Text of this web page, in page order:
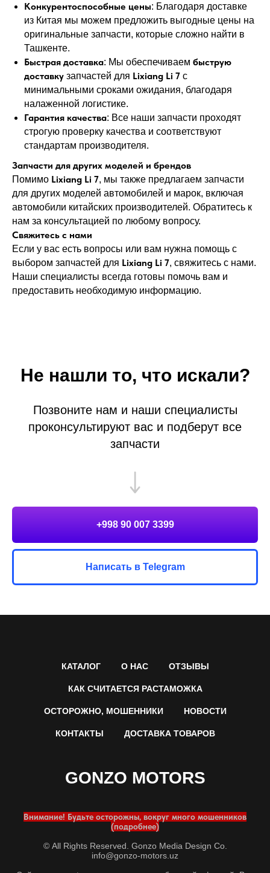
Конкурентоспособные цены: Благодаря доставке
из Китая мы можем предложить выгодные цены на
оригинальные запчасти, которые сложно найти в
Ташкенте.
Быстрая доставка: Мы обеспечиваем быструю
доставку запчастей для Lixiang Li 7 с
минимальными сроками ожидания, благодаря
налаженной логистике.
Гарантия качества: Все наши запчасти проходят
строгую проверку качества и соответствуют
стандартам производителя.
Запчасти для других моделей и брендов
Помимо Lixiang Li 7, мы также предлагаем запчасти
для других моделей автомобилей и марок, включая
автомобили китайских производителей. Обратитесь к
нам за консультацией по любому вопросу.
Свяжитесь с нами
Если у вас есть вопросы или вам нужна помощь с
выбором запчастей для Lixiang Li 7, свяжитесь с нами.
Наши специалисты всегда готовы помочь вам и
предоставить необходимую информацию.
Не нашли то, что искали?
Позвоните нам и наши специалисты
проконсультируют вас и подберут все
запчасти
+998 90 007 3399
Написать в Telegram
КАТАЛОГ О НАС ОТЗЫВЫ
КАК СЧИТАЕТСЯ РАСТАМОЖКА
ОСТОРОЖНО, МОШЕННИКИ НОВОСТИ
КОНТАКТЫ ДОСТАВКА ТОВАРОВ
GONZO MOTORS
Внимание! Будьте осторожны, вокруг много мошенников
(подробнее)
© All Rights Reserved. Gonzo Media Design Co.
info@gonzo-motors.uz